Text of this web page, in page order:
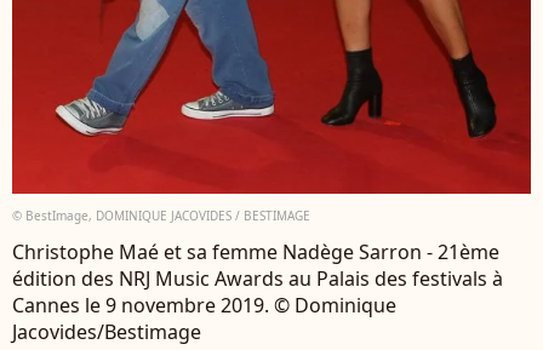
© BestImage, DOMINIQUE JACOVIDES / BESTIMAGE
Christophe Maé et sa femme Nadège Sarron - 21ème
édition des NRJ Music Awards au Palais des festivals à
Cannes le 9 novembre 2019. © Dominique
Jacovides/Bestimage